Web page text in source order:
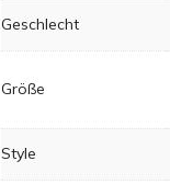
Geschlecht
Größe
Style